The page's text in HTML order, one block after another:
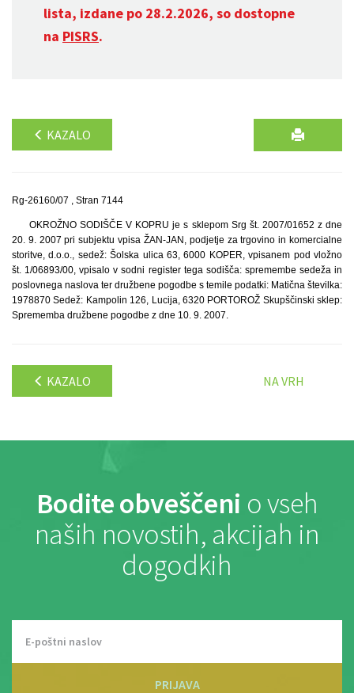
lista, izdane po 28.2.2026, so dostopne
na PISRS.
KAZALO
Rg-26160/07 , Stran 7144
OKROŽNO SODIŠČE V KOPRU je s sklepom Srg št. 2007/01652 z dne
20. 9. 2007 pri subjektu vpisa ŽAN-JAN, podjetje za trgovino in komercialne
storitve, d.o.o., sedež: Šolska ulica 63, 6000 KOPER, vpisanem pod vložno
št. 1/06893/00, vpisalo v sodni register tega sodišča: spremembe sedeža in
poslovnega naslova ter družbene pogodbe s temile podatki: Matična številka:
1978870 Sedež: Kampolin 126, Lucija, 6320 PORTOROŽ Skupščinski sklep:
Sprememba družbene pogodbe z dne 10. 9. 2007.
KAZALO NA VRH
Bodite obveščeni o vseh
naših novostih, akcijah in
dogodkih
PRIJAVA